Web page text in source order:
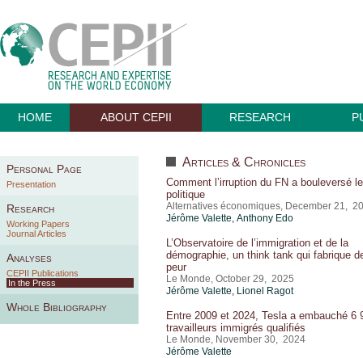
HOME ABOUT CEPII RESEARCH
Personal Page
Presentation
Research
Working Papers
Journal Articles
Analyses
CEPII Publications
In the Press
Whole Bibliography
Articles & Chronicles
Comment l’irruption du FN a bouleversé
politique
Alternatives économiques, December 21,
Jérôme Valette, Anthony Edo
L’Observatoire de l’immigration et de la
démographie, un think tank qui fabrique
peur
Le Monde, October 29, 2025
Jérôme Valette, Lionel Ragot
Entre 2009 et 2024, Tesla a embauché 6
travailleurs immigrés qualifiés
Le Monde, November 30, 2024
Jérôme Valette